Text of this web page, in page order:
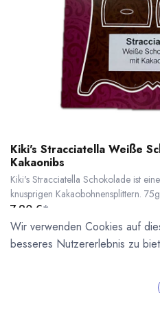
Kiki's Stracciatella Weiße
Kakaonibs
Kiki's Stracciatella Schokolade ist
knusprigen Kakaobohnensplittern.
7,90 €*
(105,33€/1 kg )
Wir verwenden Cookies auf
besseres Nutzererlebnis zu